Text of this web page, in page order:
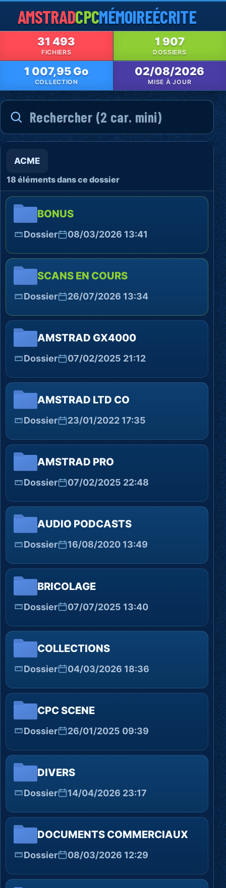
AMSTRADCPCMÉMOIREÉCRITE
31 493
FICHIERS
1 907
DOSSIERS
1 007,95 Go
COLLECTION
02/08/2026
MISE À JOUR
ACME
18 éléments dans ce dossier
BONUS
Dossier 08/03/2026 13:41
SCANS EN COURS
Dossier 26/07/2026 13:34
AMSTRAD GX4000
Dossier 07/02/2025 21:12
AMSTRAD LTD CO
Dossier 23/01/2022 17:35
AMSTRAD PRO
Dossier 07/02/2025 22:48
AUDIO PODCASTS
Dossier 16/08/2020 13:49
BRICOLAGE
Dossier 07/07/2025 13:40
COLLECTIONS
Dossier 04/03/2026 18:36
CPC SCENE
Dossier 26/01/2025 09:39
DIVERS
Dossier 14/04/2026 23:17
DOCUMENTS COMMERCIAUX
Dossier 08/03/2026 12:29